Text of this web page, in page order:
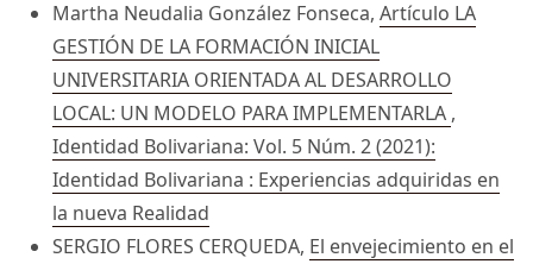
Martha Neudalia González Fonseca, Artículo LA
GESTIÓN DE LA FORMACIÓN INICIAL
UNIVERSITARIA ORIENTADA AL DESARROLLO
LOCAL: UN MODELO PARA IMPLEMENTARLA ,
Identidad Bolivariana: Vol. 5 Núm. 2 (2021):
Identidad Bolivariana : Experiencias adquiridas en
la nueva Realidad
SERGIO FLORES CERQUEDA, El envejecimiento en el